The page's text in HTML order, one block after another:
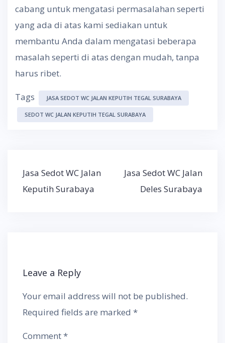
cabang untuk mengatasi permasalahan seperti
yang ada di atas kami sediakan untuk
membantu Anda dalam mengatasi beberapa
masalah seperti di atas dengan mudah, tanpa
harus ribet.
Tags JASA SEDOT WC JALAN KEPUTIH TEGAL SURABAYA
SEDOT WC JALAN KEPUTIH TEGAL SURABAYA
Post
navigation
Jasa Sedot WC Jalan
Keputih Surabaya
Jasa Sedot WC Jalan
Deles Surabaya
Leave a Reply
Your email address will not be published.
Required fields are marked *
Comment*